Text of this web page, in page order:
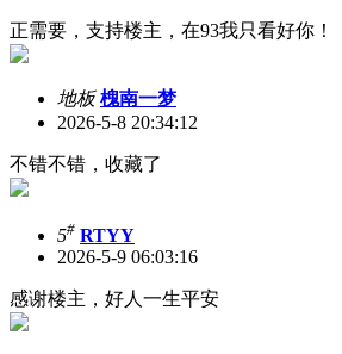
正需要，支持楼主，在93我只看好你！
地板 槐南一梦
2026-5-8 20:34:12
不错不错，收藏了
5# RTYY
2026-5-9 06:03:16
感谢楼主，好人一生平安